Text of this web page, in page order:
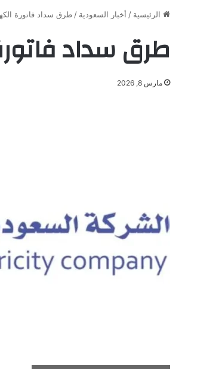
الرئيسية / أخبار السعودية / طرق سداد فاتورة
طرق سداد
مارس 8, 2026